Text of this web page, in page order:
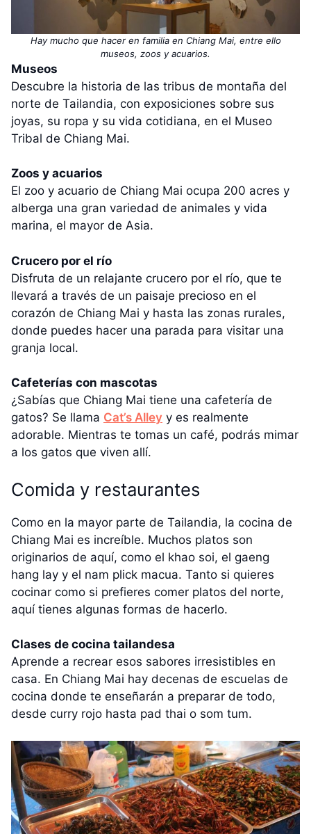
Hay mucho que hacer en familia en Chiang Mai, entre ello
museos, zoos y acuarios.
Museos
Descubre la historia de las tribus de montaña del
norte de Tailandia, con exposiciones sobre sus
joyas, su ropa y su vida cotidiana, en el Museo
Tribal de Chiang Mai.
Zoos y acuarios
El zoo y acuario de Chiang Mai ocupa 200 acres y
alberga una gran variedad de animales y vida
marina, el mayor de Asia.
Crucero por el río
Disfruta de un relajante crucero por el río, que te
llevará a través de un paisaje precioso en el
corazón de Chiang Mai y hasta las zonas rurales,
donde puedes hacer una parada para visitar una
granja local.
Cafeterías con mascotas
¿Sabías que Chiang Mai tiene una cafetería de
gatos? Se llama Cat’s Alley y es realmente
adorable. Mientras te tomas un café, podrás mimar
a los gatos que viven allí.
Comida y restaurantes
Como en la mayor parte de Tailandia, la cocina de
Chiang Mai es increíble. Muchos platos son
originarios de aquí, como el khao soi, el gaeng
hang lay y el nam plick macua. Tanto si quieres
cocinar como si prefieres comer platos del norte,
aquí tienes algunas formas de hacerlo.
Clases de cocina tailandesa
Aprende a recrear esos sabores irresistibles en
casa. En Chiang Mai hay decenas de escuelas de
cocina donde te enseñarán a preparar de todo,
desde curry rojo hasta pad thai o som tum.